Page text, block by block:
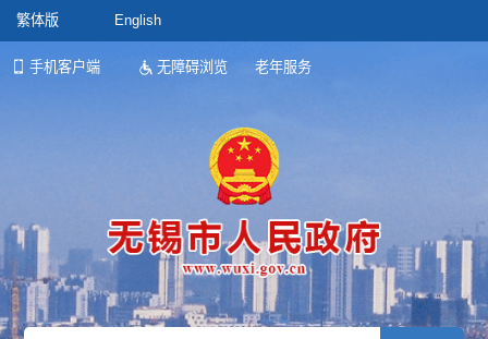
繁体版 English
手机客户端 无障碍浏览 老年服务